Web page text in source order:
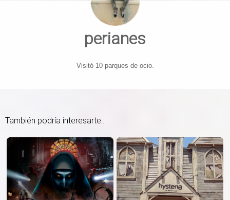
perianes
Visitó 10 parques de ocio.
También podría interesarte...